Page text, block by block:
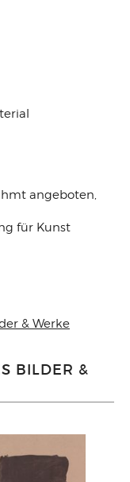
angeboten,
für Kunst
& Werke
BILDER &